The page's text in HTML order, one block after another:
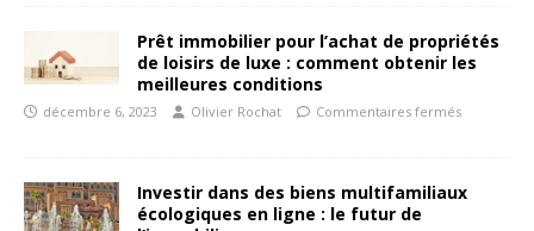
Prêt immobilier pour l’achat de propriétés
de loisirs de luxe : comment obtenir les
meilleures conditions
décembre 6, 2023 Olivier Rochat Commentaires fermés
Investir dans des biens multifamiliaux
écologiques en ligne : le futur de